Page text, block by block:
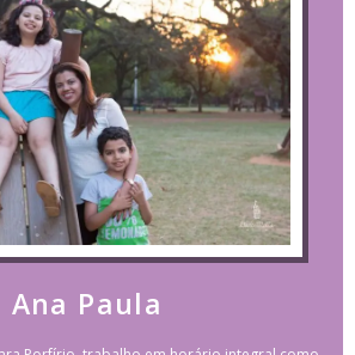
Ana Paula